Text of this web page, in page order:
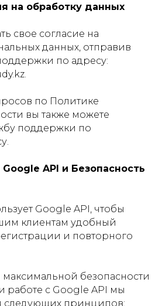
на обработку данных
свое согласие на
данных, отправив
по адресу:
по Политике
вы также можете
поддержки по
API и Безопасность
Google API, чтобы
клиентам удобный
и повторного
безопасности
работе с Google API мы
следующих принципов: